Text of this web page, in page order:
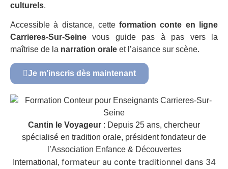
culturels.
Accessible à distance, cetteformation conte en ligne
Carrieres-Sur-Seine vous guide pas à pas vers la
maîtrise de la narration orale et l’aisance sur scène.
Je m’inscris dès maintenant
Cantin le Voyageur : Depuis 25 ans, chercheur
spécialisé en tradition orale, président fondateur de
l’Association Enfance & Découvertes
International, formateur au conte traditionnel dans 34